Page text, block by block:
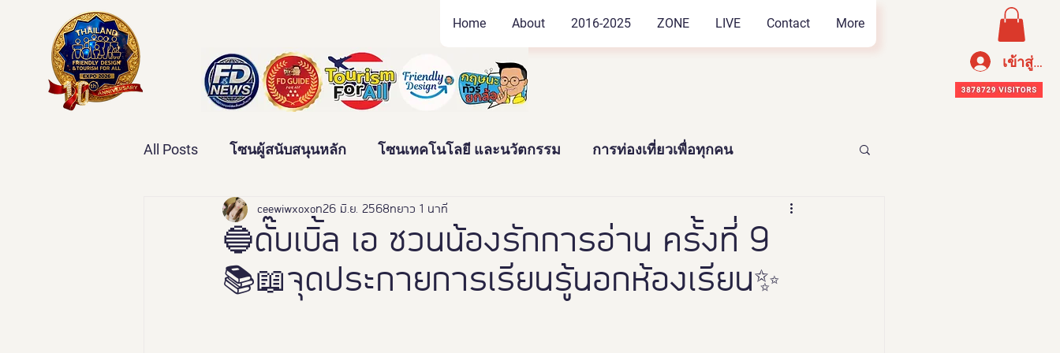
Home About 2016-2025 ZONE LIVE Contact More
เข้าสู่ระ
All Posts โซนผู้สนับสนุนหลัก โซนเทคโนโลยี และนวัตกรรม การท่องเที่ยวเพื่อทุกคน
เทคโนโลยีเพื่อสุขภาพ วัฒนธรรม และสินค้าชุมชน งานอดิเรก และของสะสม อาหารเพือสุขภาพ
บ้านและคุณภาพชีวิต ข่าว News Thailand Friendly Design Expo2022
🔵ดั๊บเบิ้ล เอ ชวนน้องรักการอ่าน ครั้งที่ 9
📚📖จุดประกายการเรียนรู้นอกห้องเรียน✨
ceewiwxoxo 26 มิ.ย. 2568 ยาว 1 นาที